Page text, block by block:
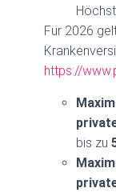
Für 2026
https://
bis zu